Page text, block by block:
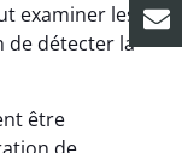
examiner les
de détecter la
être